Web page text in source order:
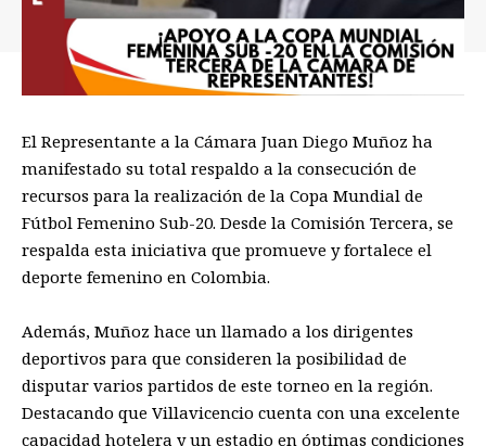
El Representante a la Cámara Juan Diego Muñoz ha
manifestado su total respaldo a la consecución de
recursos para la realización de la Copa Mundial de
Fútbol Femenino Sub-20. Desde la Comisión Tercera, se
respalda esta iniciativa que promueve y fortalece el
deporte femenino en Colombia.
Además, Muñoz hace un llamado a los dirigentes
deportivos para que consideren la posibilidad de
disputar varios partidos de este torneo en la región.
Destacando que Villavicencio cuenta con una excelente
capacidad hotelera y un estadio en óptimas condiciones